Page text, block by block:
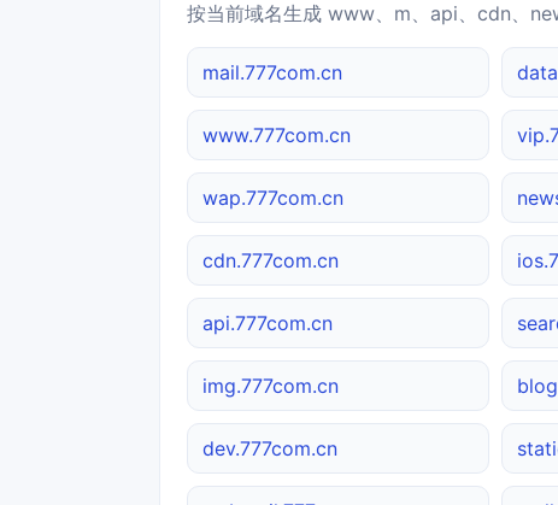
按当前域名生成 www、m、api、cdn、
mail.777com.cn
www.777com.cn
wap.777com.cn
cdn.777com.cn
api.777com.cn
img.777com.cn
dev.777com.cn